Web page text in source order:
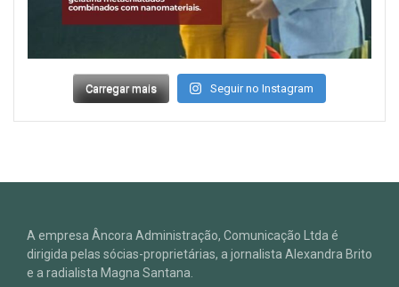
Carregar mais Seguir no Instagram
A empresa Âncora Administração, Comunicação Ltda é
dirigida pelas sócias-proprietárias, a jornalista Alexandra Brito
e a radialista Magna Santana.